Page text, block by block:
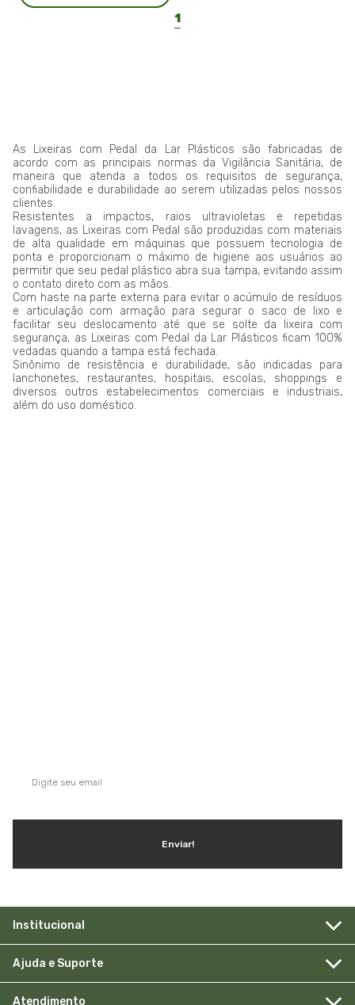
1
As Lixeiras com Pedal da Lar Plásticos são fabricadas de
acordo com as principais normas da Vigilância Sanitária, de
maneira que atenda a todos os requisitos de segurança,
confiabilidade e durabilidade ao serem utilizadas pelos nossos
clientes.
Resistentes a impactos, raios ultravioletas e repetidas
lavagens, as Lixeiras com Pedal são produzidas com materiais
de alta qualidade em máquinas que possuem tecnologia de
ponta e proporcionam o máximo de higiene aos usuários ao
permitir que seu pedal plástico abra sua tampa, evitando assim
o contato direto com as mãos.
Com haste na parte externa para evitar o acúmulo de resíduos
e articulação com armação para segurar o saco de lixo e
facilitar seu deslocamento até que se solte da lixeira com
segurança, as Lixeiras com Pedal da Lar Plásticos ficam 100%
vedadas quando a tampa está fechada.
Sinônimo de resistência e durabilidade, são indicadas para
lanchonetes, restaurantes, hospitais, escolas, shoppings e
diversos outros estabelecimentos comerciais e industriais,
além do uso doméstico.
Enviar!
Institucional
Ajuda e Suporte
Atendimento